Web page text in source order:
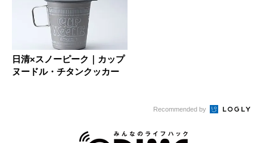
日清×スノーピーク｜カップ
ヌードル・チタンクッカー
Recommended by